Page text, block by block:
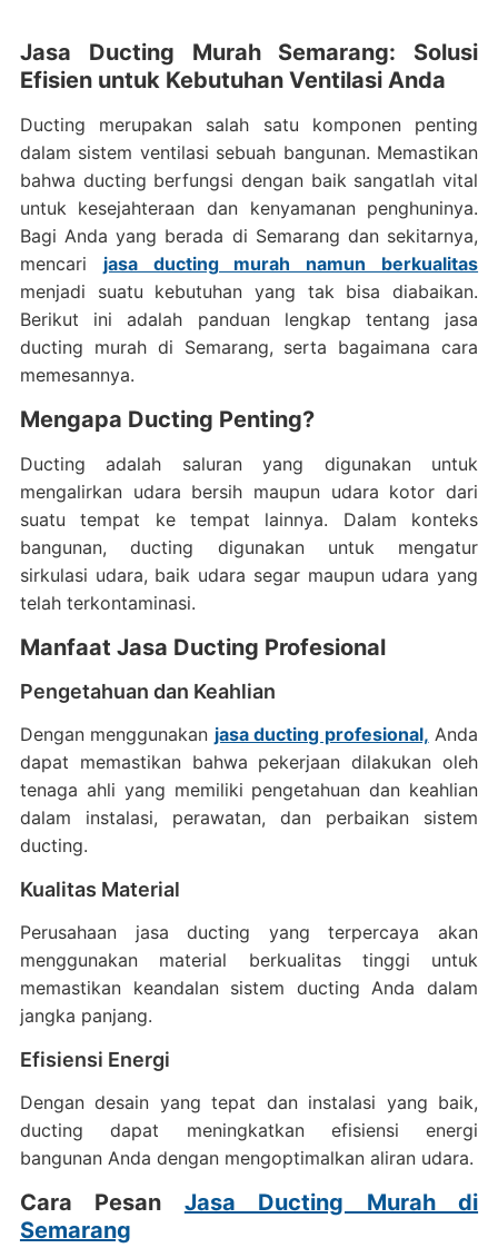
Jasa Ducting Murah Semarang: Solusi
Efisien untuk Kebutuhan Ventilasi Anda
Ducting merupakan salah satu komponen penting
dalam sistem ventilasi sebuah bangunan. Memastikan
bahwa ducting berfungsi dengan baik sangatlah vital
untuk kesejahteraan dan kenyamanan penghuninya.
Bagi Anda yang berada di Semarang dan sekitarnya,
mencari jasa ducting murah namun berkualitas
menjadi suatu kebutuhan yang tak bisa diabaikan.
Berikut ini adalah panduan lengkap tentang jasa
ducting murah di Semarang, serta bagaimana cara
memesannya.
Mengapa Ducting Penting?
Ducting adalah saluran yang digunakan untuk
mengalirkan udara bersih maupun udara kotor dari
suatu tempat ke tempat lainnya. Dalam konteks
bangunan, ducting digunakan untuk mengatur
sirkulasi udara, baik udara segar maupun udara yang
telah terkontaminasi.
Manfaat Jasa Ducting Profesional
Pengetahuan dan Keahlian
Dengan menggunakan jasa ducting profesional, Anda
dapat memastikan bahwa pekerjaan dilakukan oleh
tenaga ahli yang memiliki pengetahuan dan keahlian
dalam instalasi, perawatan, dan perbaikan sistem
ducting.
Kualitas Material
Perusahaan jasa ducting yang terpercaya akan
menggunakan material berkualitas tinggi untuk
memastikan keandalan sistem ducting Anda dalam
jangka panjang.
Efisiensi Energi
Dengan desain yang tepat dan instalasi yang baik,
ducting dapat meningkatkan efisiensi energi
bangunan Anda dengan mengoptimalkan aliran udara.
Cara Pesan Jasa Ducting Murah di
Semarang